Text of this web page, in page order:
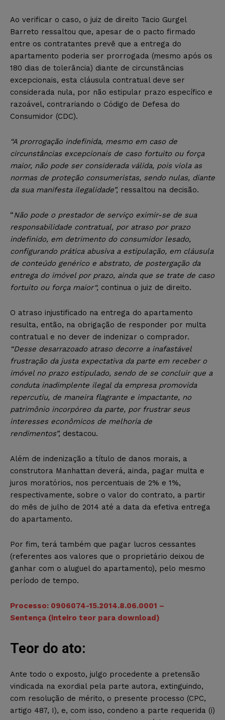
Ao verificar o caso, o juiz de direito Tacio Gurgel
Barreto ressaltou que, apesar de o pacto firmado
entre os contratantes prevê que a entrega do
apartamento poderia ser prorrogada (mesmo após os
180 dias de tolerância) diante de circunstâncias
excepcionais, esta cláusula contratual deve ser
considerada nula, por não estipular prazo específico e
razoável, contrariando o Código de Defesa do
Consumidor (CDC).
“A prorrogação indefinida, mesmo em caso de
circunstâncias excepcionais de caso fortuito ou força
maior, não pode ser considerada válida, pois viola as
normas de proteção consumeristas, sendo nulas, diante
da sua manifesta ilegalidade”, ressaltou na decisão.
“Não pode o prestador de serviço eximir-se de sua
responsabilidade contratual, por atraso por prazo
indefinido, em detrimento do consumidor lesado,
configurando prática abusiva a estipulação, em cláusula
de conteúdo genérico e abstrato, de postergação da
entrega do imóvel por prazo, ainda que se trate de caso
fortuito ou força maior“, continua o juiz de direito.
O atraso injustificado na entrega do apartamento
resulta, então, na obrigação de responder por multa
contratual e no dever de indenizar o comprador.
“Desse desarrazoado atraso decorre a inafastável
frustração da justa expectativa da parte em receber o
imóvel no prazo estipulado, sendo de se concluir que a
conduta inadimplente ilegal da empresa promovida
repercutiu, de maneira flagrante e impactante, no
patrimônio incorpóreo da parte, por frustrar seus
interesses econômicos de melhoria de
rendimentos”, destacou.
Além de indenização a título de danos morais, a
construtora Manhattan deverá, ainda, pagar multa e
juros moratórios, nos percentuais de 2% e 1%,
respectivamente, sobre o valor do contrato, a partir
do mês de julho de 2014 até a data da efetiva entrega
do apartamento.
Por fim, terá também que pagar lucros cessantes
(referentes aos valores que o proprietário deixou de
ganhar com o aluguel do apartamento), pelo mesmo
período de tempo.
Processo: 0906074-15.2014.8.06.0001 –
Sentença (inteiro teor para download)
Teor do ato:
Ante todo o exposto, julgo procedente a pretensão
vindicada na exordial pela parte autora, extinguindo,
com resolução de mérito, o presente processo (CPC,
artigo 487, I), e, com isso, condeno a parte requerida (i)